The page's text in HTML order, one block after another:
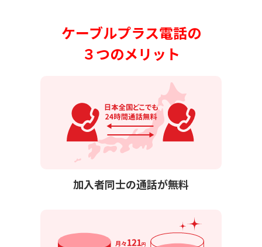
ケーブルプラス電話の
３つのメリット
加入者同士の通話が無料